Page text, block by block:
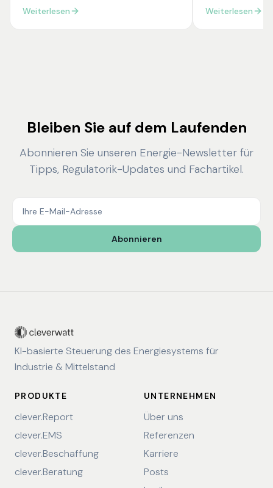
Weiterlesen Weiterlesen
Bleiben Sie auf dem Laufenden
Abonnieren Sie unseren Energie-Newsletter für
Tipps, Regulatorik-Updates und Fachartikel.
Abonnieren
KI-basierte Steuerung des Energiesystems für
Industrie & Mittelstand
PRODUKTE
clever.Report
clever.EMS
clever.Beschaffung
clever.Beratung
UNTERNEHMEN
Über uns
Referenzen
Karriere
Posts